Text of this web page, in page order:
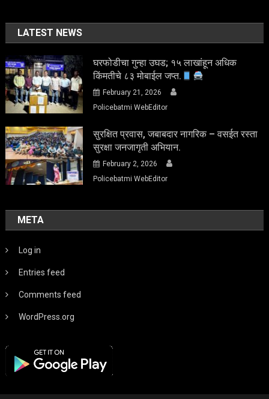
LATEST NEWS
घरफोडीचा गुन्हा उघड; १५ लाखांहून अधिक
किंमतीचे ८३ मोबाईल जप्त.
February 21, 2026
Policebatmi WebEditor
सुरक्षित प्रवास, जबाबदार नागरिक – वसईत रस्ता
सुरक्षा जनजागृती अभियान.
February 2, 2026
Policebatmi WebEditor
META
Log in
Entries feed
Comments feed
WordPress.org